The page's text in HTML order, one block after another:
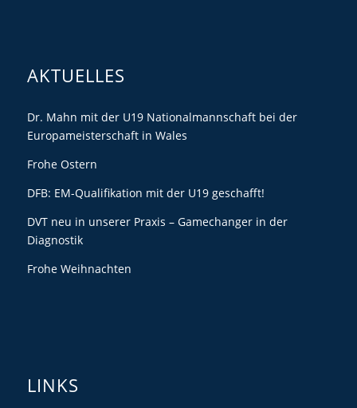
AKTUELLES
Dr. Mahn mit der U19 Nationalmannschaft bei der
Europameisterschaft in Wales
Frohe Ostern
DFB: EM-Qualifikation mit der U19 geschafft!
DVT neu in unserer Praxis – Gamechanger in der
Diagnostik
Frohe Weihnachten
LINKS